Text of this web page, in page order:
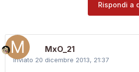
Rispondi a
MxO_21
Inviato 20 dicembre 2013, 21:37